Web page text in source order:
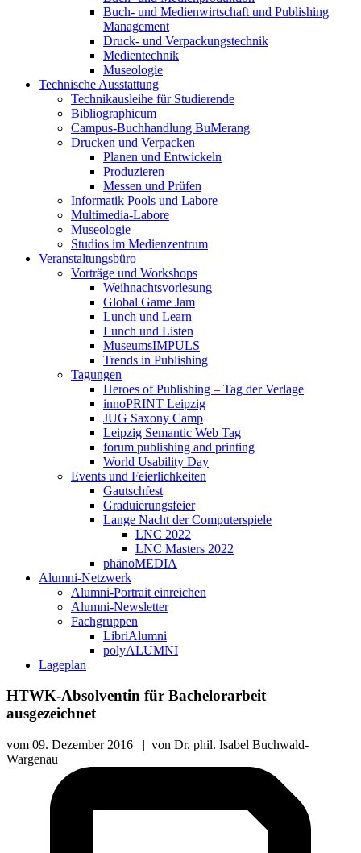
Buch- und Medienwirtschaft und Publishing
Management
Druck- und Verpackungstechnik
Medientechnik
Museologie
Technische Ausstattung
Technikausleihe für Studierende
Bibliographicum
Campus-Buchhandlung BuMerang
Drucken und Verpacken
Planen und Entwickeln
Produzieren
Messen und Prüfen
Informatik Pools und Labore
Multimedia-Labore
Museologie
Studios im Medienzentrum
Veranstaltungsbüro
Vorträge und Workshops
Weihnachtsvorlesung
Global Game Jam
Lunch und Learn
Lunch und Listen
MuseumsIMPULS
Trends in Publishing
Tagungen
Heroes of Publishing – Tag der Verlage
innoPRINT Leipzig
JUG Saxony Camp
Leipzig Semantic Web Tag
forum publishing and printing
World Usability Day
Events und Feierlichkeiten
Gautschfest
Graduierungsfeier
Lange Nacht der Computerspiele
LNC 2022
LNC Masters 2022
phänoMEDIA
Alumni-Netzwerk
Alumni-Portrait einreichen
Alumni-Newsletter
Fachgruppen
LibriAlumni
polyALUMNI
Lageplan
HTWK-Absolventin für Bachelorarbeit
ausgezeichnet
vom 09. Dezember 2016 | von Dr. phil. Isabel Buchwald-
Wargenau